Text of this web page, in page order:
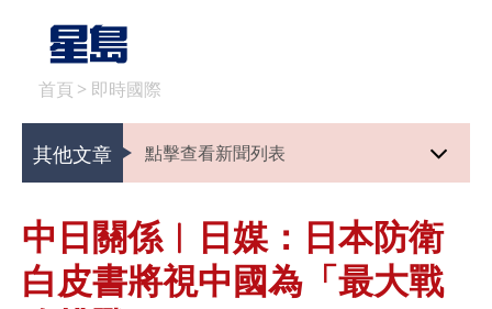
首頁 > 即時國際
其他文章 點擊查看新聞列表
中日關係︱日媒：日本防衛
白皮書將視中國為「最大戰